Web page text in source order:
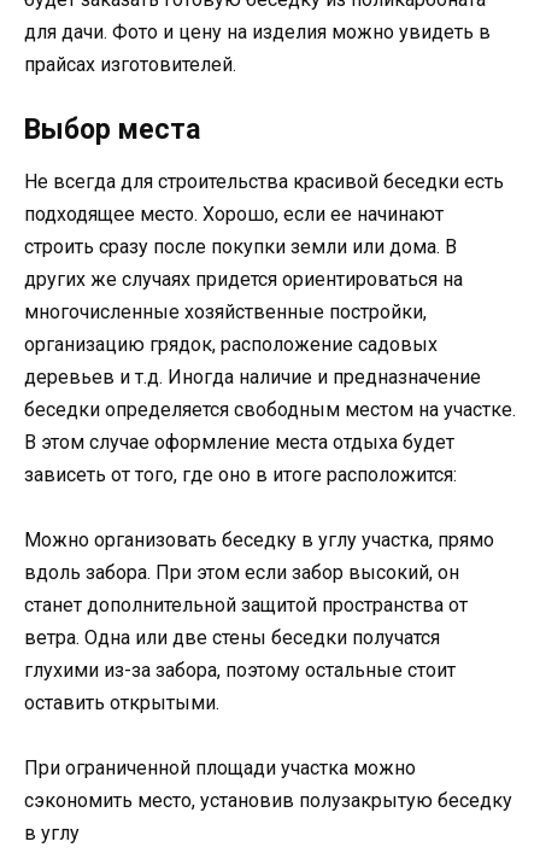
для дачи. Фото и цену на изделия можно увидеть в
прайсах изготовителей.
Выбор места
Не всегда для строительства красивой беседки есть
подходящее место. Хорошо, если ее начинают
строить сразу после покупки земли или дома. В
других же случаях придется ориентироваться на
многочисленные хозяйственные постройки,
организацию грядок, расположение садовых
деревьев и т.д. Иногда наличие и предназначение
беседки определяется свободным местом на участке.
В этом случае оформление места отдыха будет
зависеть от того, где оно в итоге расположится:
Можно организовать беседку в углу участка, прямо
вдоль забора. При этом если забор высокий, он
станет дополнительной защитой пространства от
ветра. Одна или две стены беседки получатся
глухими из-за забора, поэтому остальные стоит
оставить открытыми.
При ограниченной площади участка можно
сэкономить место, установив полузакрытую беседку
в углу